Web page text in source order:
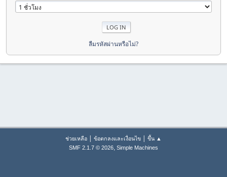
ลืมรหัสผ่านหรือไม่?
ช่วยเหลือ | ข้อตกลงและเงื่อนไข | ขึ้น ▲
SMF 2.1.7 © 2026, Simple Machines